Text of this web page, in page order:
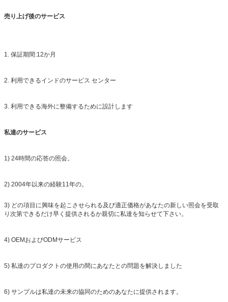
売り上げ後のサービス
1. 保証期間:12か月
2. 利用できるインドのサービス センター
3. 利用できる海外に整備するために設計します
私達のサービス
1) 24時間の応答の照会。
2) 2004年以来の経験11年の。
3) どの項目に興味を起こさせられる及び適正価格があなたの新しい照会を受取
り次第できるだけ早く提供されるか親切に私達を知らせて下さい。
4) OEMおよびODMサービス
5) 私達のプロダクトの使用の間にあなたとの問題を解決しました
6) サンプルは私達の未来の協同のためのあなたに提供されます。